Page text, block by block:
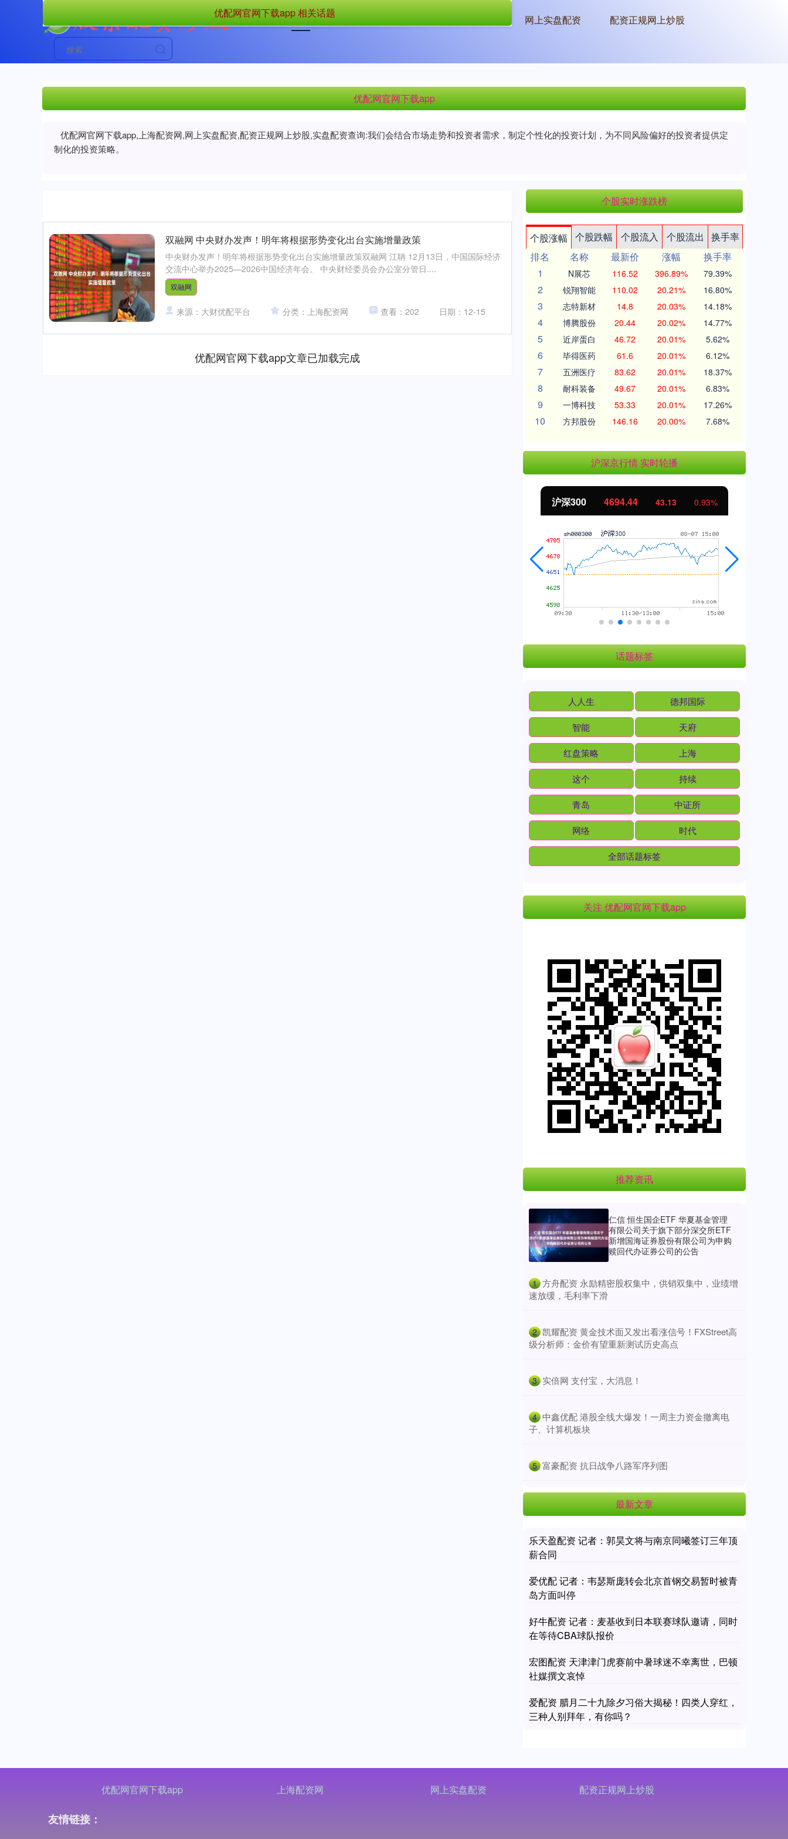
首页 优配网官网下载app 上海配资网 网上实盘配资 配资正规网上炒股
优配网官网下载app
优配网官网下载app,上海配资网,网上实盘配资,配资正规网上炒股,实盘配资查询:我们会结合市场走势和投资者需求，制定个性化的投资计划，为不同风险偏好的投资者提供定
制化的投资策略。
优配网官网下载app 相关话题
双融网 中央财办发声！明年将根据形势变化出台实施增量政策
中央财办发声！明年将根据形势变化出台实施增量政策双融网 江聃 12月13日，中国国际经济
交流中心举办2025—2026中国经济年会。 中央财经委员会办公室分管日....
双融网
来源：大财优配平台 分类：上海配资网 查看：202 日期：12-15
优配网官网下载app文章已加载完成
个股实时涨跌榜
个股涨幅 个股跌幅 个股流入 个股流出
换手率
排名
名称 最新价 涨幅
换手率
1
N展芯 116.52 396.89% 79.39%
2 锐翔智能 110.02 20.21% 16.80%
3 志特新材 14.8 20.03% 14.18%
4 博腾股份 20.44 20.02% 14.77%
5 近岸蛋白 46.72 20.01% 5.62%
6 毕得医药 61.6 20.01% 6.12%
7 五洲医疗 83.62 20.01% 18.37%
8 耐科装备 49.67 20.01% 6.83%
9 一博科技 53.33 20.01% 17.26%
10 方邦股份 146.16 20.00% 7.68%
沪深京行情 实时轮播
0.93% 北证50 1134.24
话题标签
人人生 德邦国际
智能 天府
红盘策略 上海
这个 持续
青岛 中证所
网络 时代
全部话题标签
关注 优配网官网下载app
推荐资讯
仁信 恒生国企ETF 华夏基金管理
有限公司关于旗下部分深交所ETF
新增国海证券股份有限公司为申购
赎回代办证券公司的公告
1 ​方舟配资 永励精密股权集中，供销双集中，业绩增
速放缓，毛利率下滑
2 ​凯耀配资 黄金技术面又发出看涨信号！FXStreet高
级分析师：金价有望重新测试历史高点
3 ​实倍网 支付宝，大消息！
4 ​中鑫优配 港股全线大爆发！一周主力资金撤离电
子、计算机板块
5 ​富豪配资 抗日战争八路军序列图
最新文章
乐天盈配资 记者：郭昊文将与南京同曦签订三年顶
薪合同
爱优配 记者：韦瑟斯庞转会北京首钢交易暂时被青
岛方面叫停
好牛配资 记者：麦基收到日本联赛球队邀请，同时
在等待CBA球队报价
宏图配资 天津津门虎赛前中暑球迷不幸离世，巴顿
社媒撰文哀悼
爱配资 腊月二十九除夕习俗大揭秘！四类人穿红，
三种人别拜年，有你吗？
优配网官网下载app 上海配资网 网上实盘配资 配资正规网上炒股
友情链接：